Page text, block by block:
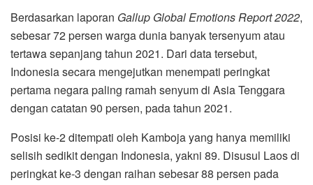
Berdasarkan laporan Gallup Global Emotions Report 2022,
sebesar 72 persen warga dunia banyak tersenyum atau
tertawa sepanjang tahun 2021. Dari data tersebut,
Indonesia secara mengejutkan menempati peringkat
pertama negara paling ramah senyum di Asia Tenggara
dengan catatan 90 persen, pada tahun 2021.
Posisi ke-2 ditempati oleh Kamboja yang hanya memiliki
selisih sedikit dengan Indonesia, yakni 89. Disusul Laos di
peringkat ke-3 dengan raihan sebesar 88 persen pada